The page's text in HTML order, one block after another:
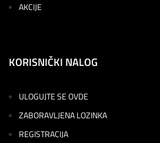
AKCIJE
KORISNIČKI NALOG
ULOGUJTE SE OVDE
ZABORAVLJENA LOZINKA
REGISTRACIJA